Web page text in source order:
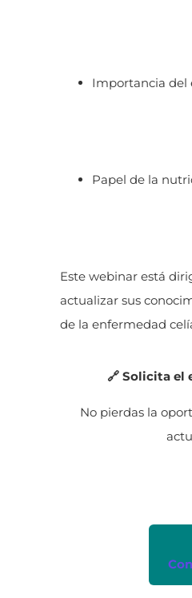
Importancia del
Papel de la
Este webinar está
actualizar sus
de la enfermedad
🔗 Solicita el
No pierdas la